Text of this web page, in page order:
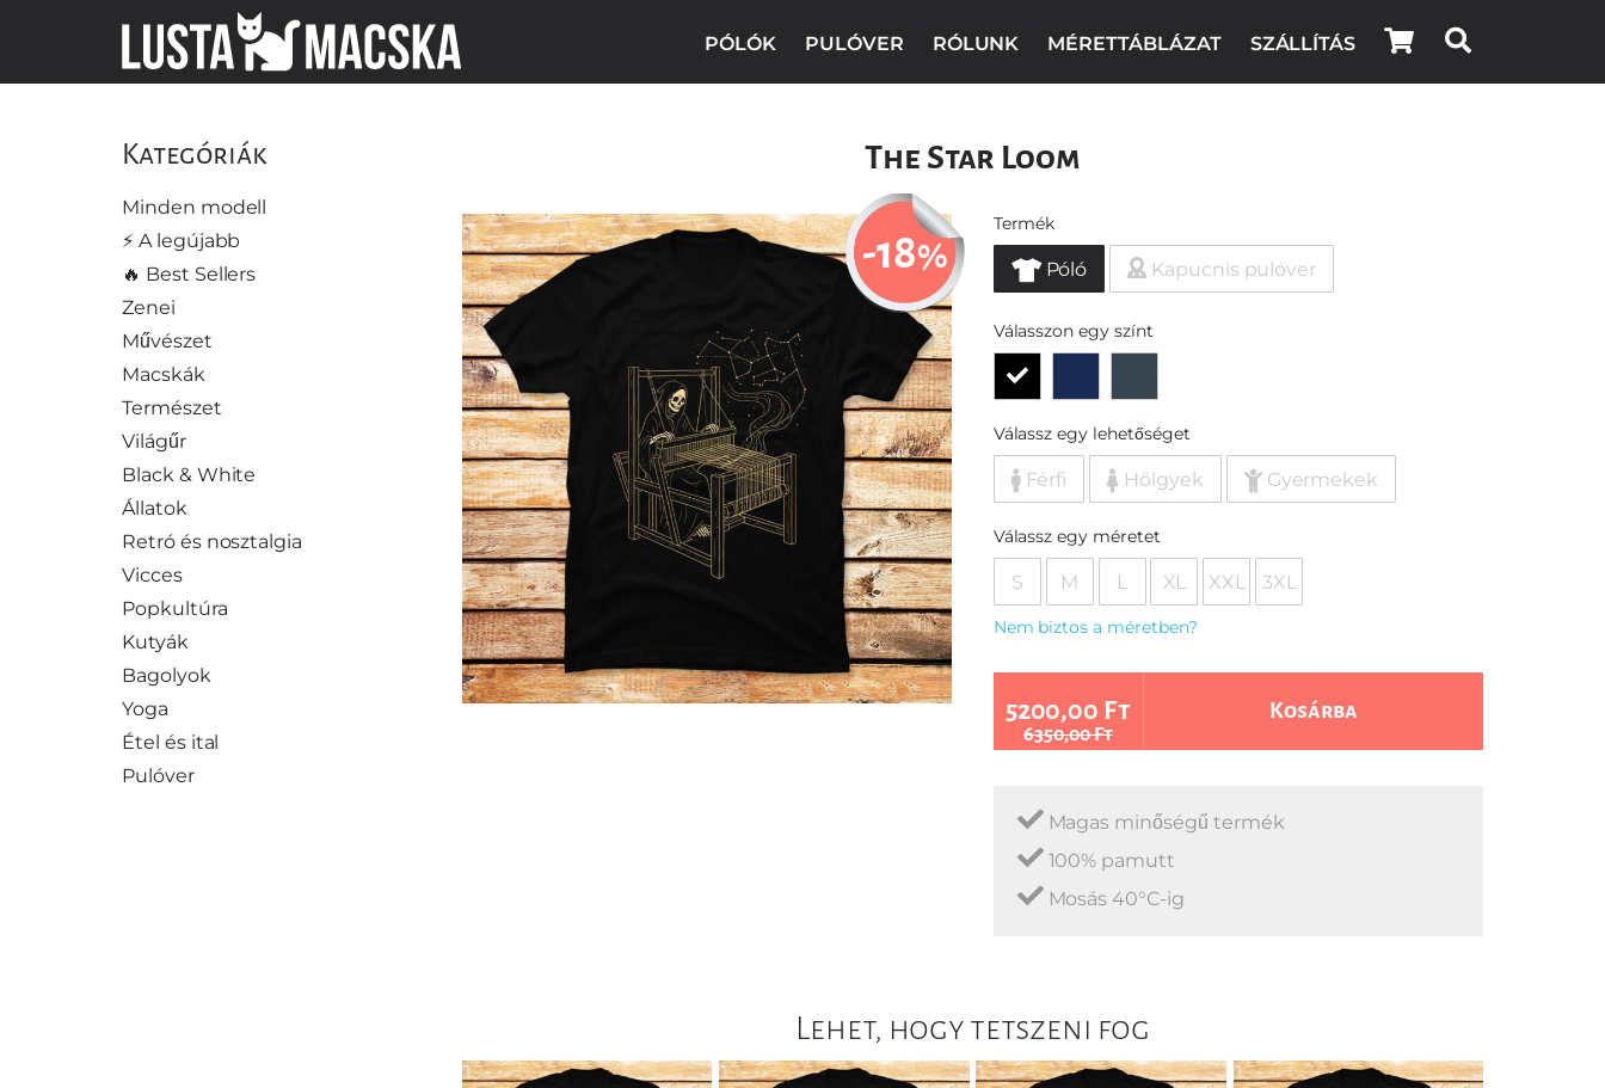
PÓLÓK PULÓVER RÓLUNK MÉRETTÁBLÁZAT SZÁLLÍTÁS
Kategóriák
Minden modell
⚡️ A legújabb
🔥 Best Sellers
Zenei
Művészet
Macskák
Természet
Világűr
Black & White
Állatok
Retró és nosztalgia
Vicces
Popkultúra
Kutyák
Bagolyok
Yoga
Étel és ital
Pulóver
The Star Loom
-18%
Termék
Póló Kapucnis pulóver
Válasszon egy színt
Válassz egy lehetőséget
Férfi Hölgyek Gyermekek
Válassz egy méretet
S M L XL XXL 3XL
Nem biztos a méretben?
5200,00 Ft
6350,00 Ft
Kosárba
Magas minőségű termék
100% pamutt
Mosás 40°C-ig
Lehet, hogy tetszeni fog